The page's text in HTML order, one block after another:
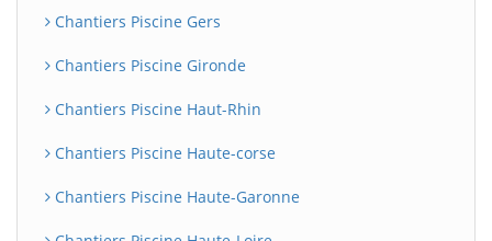
Chantiers Piscine Gers
Chantiers Piscine Gironde
Chantiers Piscine Haut-Rhin
Chantiers Piscine Haute-corse
Chantiers Piscine Haute-Garonne